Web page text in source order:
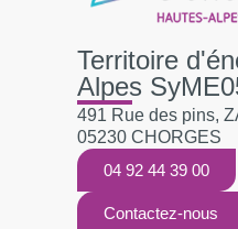
Territoire
Alpes
491 Rue des pins,
05230 CHORGES
04 92 44 39 00
Contactez-nous